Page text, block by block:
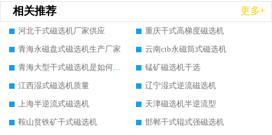
相关推荐 更多+
河北干式磁选机厂家供应
重庆干式高梯度磁选机
青海永磁盘式磁选机生产厂家
云南ctb永磁筒式磁选机
青海大型干式磁选机是如何选矿的
锰矿磁选机干选
江西湿式磁选机质量
辽宁湿式逆流磁选机
上海半逆流式磁选机
天津磁选机半逆流型
鞍山贫铁矿干式磁选机
邯郸干式辊式强磁选机